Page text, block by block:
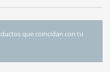
que coincidan con tu